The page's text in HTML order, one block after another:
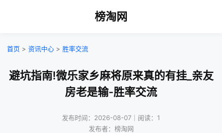
榜淘网
首页 > 资讯中心 > 胜率交流
避坑指南!微乐家乡麻将原来真的有挂_亲友
房老是输-胜率交流
发布时间：2026-08-07｜阅读：1
发布者：榜淘网